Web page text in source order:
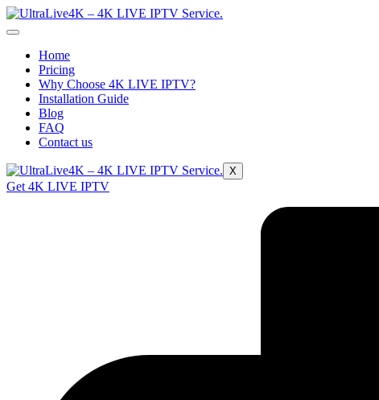
Home
Pricing
Why Choose 4K LIVE IPTV?
Installation Guide
Blog
FAQ
Contact us
X
Get 4K LIVE IPTV